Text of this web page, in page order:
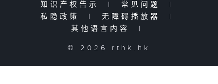
知识产权告示
| 常见问题
|
私隐政策
| 无障碍播放器
|
其他语言内容
|
© 2026 rthk.hk